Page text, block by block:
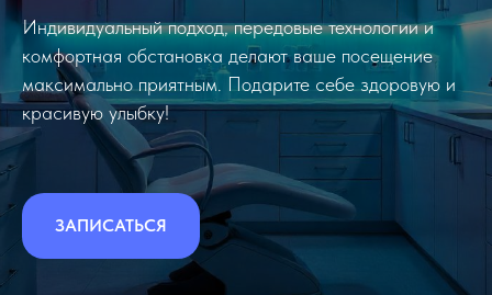
Индивидуальный подход, передовые технологии и
комфортная обстановка делают ваше посещение
максимально приятным. Подарите себе здоровую и
красивую улыбку!
ЗАПИСАТЬСЯ